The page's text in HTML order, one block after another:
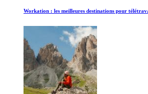
Workation : les meilleures destinations pour